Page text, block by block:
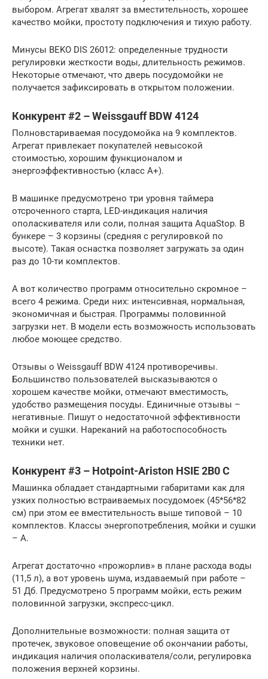
выбором. Агрегат хвалят за вместительность, хорошее
качество мойки, простоту подключения и тихую работу.
Минусы BEKO DIS 26012: определенные трудности
регулировки жесткости воды, длительность режимов.
Некоторые отмечают, что дверь посудомойки не
получается зафиксировать в открытом положении.
Конкурент #2 – Weissgauff BDW 4124
Полновстариваемая посудомойка на 9 комплектов.
Агрегат привлекает покупателей невысокой
стоимостью, хорошим функционалом и
энергоэффективностью (класс А+).
В машинке предусмотрено три уровня таймера
отсроченного старта, LED-индикация наличия
ополаскивателя или соли, полная защита AquaStop. В
бункере – 3 корзины (средняя с регулировкой по
высоте). Такая оснастка позволяет загружать за один
раз до 10-ти комплектов.
А вот количество программ относительно скромное –
всего 4 режима. Среди них: интенсивная, нормальная,
экономичная и быстрая. Программы половинной
загрузки нет. В модели есть возможность использовать
любое моющее средство.
Отзывы о Weissgauff BDW 4124 противоречивы.
Большинство пользователей высказываются о
хорошем качестве мойки, отмечают вместимость,
удобство размещения посуды. Единичные отзывы –
негативные. Пишут о недостаточной эффективности
мойки и сушки. Нареканий на работоспособность
техники нет.
Конкурент #3 – Hotpoint-Ariston HSIE 2B0 C
Машинка обладает стандартными габаритами как для
узких полностью встраиваемых посудомоек (45*56*82
см) при этом ее вместительность выше типовой – 10
комплектов. Классы энергопотребления, мойки и сушки
– А.
Агрегат достаточно «прожорлив» в плане расхода воды
(11,5 л), а вот уровень шума, издаваемый при работе –
51 Дб. Предусмотрено 5 программ мойки, есть режим
половинной загрузки, экспресс-цикл.
Дополнительные возможности: полная защита от
протечек, звуковое оповещение об окончании работы,
индикация наличия ополаскивателя/соли, регулировка
положения верхней корзины.